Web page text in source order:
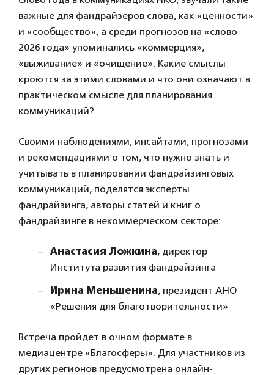
важные для фандрайзеров слова, как «ценности»
и «сообщество», а среди прогнозов на «слово
2026 года» упоминались «коммерция»,
«выживание» и «очищение». Какие смыслы
кроются за этими словами и что они означают в
практическом смысле для планирования
коммуникаций?
Своими наблюдениями, инсайтами, прогнозами
и рекомендациями о том, что нужно знать и
учитывать в планировании фандрайзинговых
коммуникаций, поделятся эксперты
фандрайзинга, авторы статей и книг о
фандрайзинге в некоммерческом секторе:
Анастасия Ложкина, директор
Института развития фандрайзинга
Ирина Меньшенина, президент АНО
«Решения для благотворительности»
Встреча пройдет в очном формате в
медиацентре «Благосферы». Для участников из
других регионов предусмотрена онлайн-